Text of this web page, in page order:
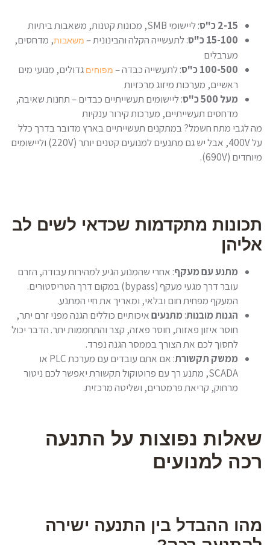
2-15 כ"ס
: ליישומי SMB, מכונות קטנות, משאבות ביתיות
15-100 כ"ס
: לתעשייה הקלה והבינונית – משאבות, מדחסים,
מערבלים
100-500 כ"ס
: לתעשייה כבדה – מפוחים גדולים, מנועי מים
ראשיים, מערכות מיזוג מרכזיות
מעל 500 כ"ס
: ליישומים תעשייתיים כבדים – תחנות שאיבה,
מדחסים תעשייתיים, מערכות קירור ענקיות
מה לגבי מתח חשמל? במתקנים תעשייתיים בארץ מדובר בדרך כלל
על 400V, אבל יש גם מתנעים למנועים קטנים יותר (220V) וליישומים
מיוחדים (690V).
תכונות מתקדמות שכדאי לשים לב
אליהן
מתנע עם מעקף: אחרי שהמנוע הגיע למהירות עבודה, הזרם
עובר דרך מגעי מעקף (bypass) במקום דרך הטריסטורים.
המעקף מפחית חום ובלאי, ומאריך את חיי המתנע.
הגנות מובנות: מתנעיםאיכותיים כוללים הגנה מפני זרם יתר,
חוסר איזון פאזות, חוסר פאזה, קצר והתחממות יתר. הדבר יכול
לחסוך לכם את הצורך בממסר הגנה נפרד.
ממשק תקשורת
: אם אתם עובדים עם מערכת PLC או
SCADA, מתנע רך עם פרוטוקול תקשורת יאפשר לכם ניטור
מרחוק, קריאת פרמטרים, ושליטה מרכזית.
שאלות נפוצות על התנעה
רכה למנועים
מהו ההבדל בין התנעה ישירה